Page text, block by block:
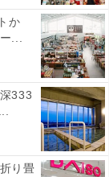
か
...
333
り畳